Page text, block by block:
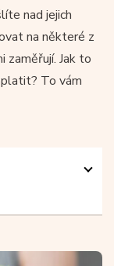
nad jejich
na některé z
zaměřují. Jak to
To vám